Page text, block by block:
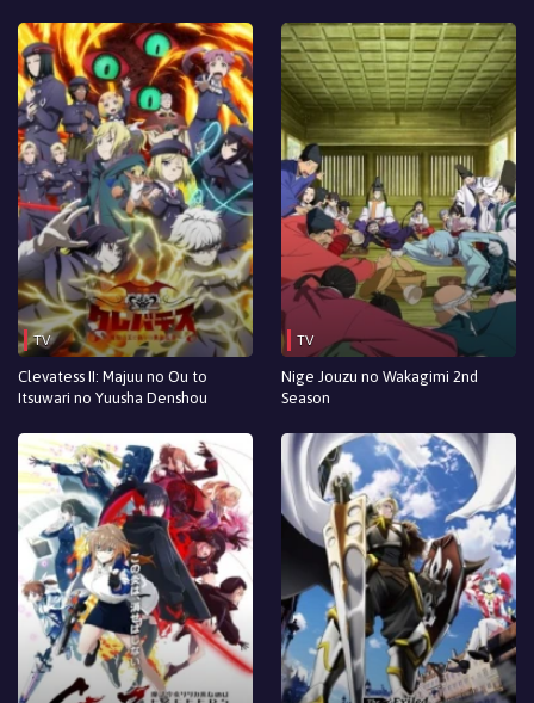
TV
Clevatess II: Majuu no Ou to
Itsuwari no Yuusha Denshou
TV
Nige Jouzu no Wakagimi 2nd
Season